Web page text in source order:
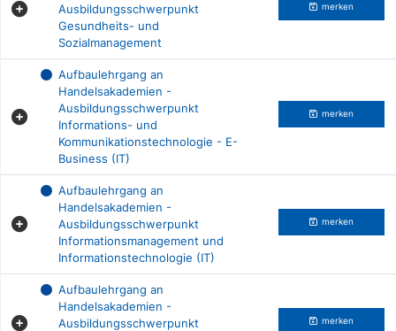
Ausbildungsschwerpunkt
Gesundheits- und
Sozialmanagement
merken
Aufbaulehrgang an
Handelsakademien -
Ausbildungsschwerpunkt
Informations- und
Kommunikationstechnologie - E-
Business (IT)
merken
Aufbaulehrgang an
Handelsakademien -
Ausbildungsschwerpunkt
Informationsmanagement und
Informationstechnologie (IT)
merken
Aufbaulehrgang an
Handelsakademien -
Ausbildungsschwerpunkt
merken